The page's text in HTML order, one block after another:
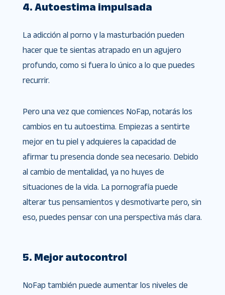
4. Autoestima impulsada
La adicción al porno y la masturbación pueden
hacer que te sientas atrapado en un agujero
profundo, como si fuera lo único a lo que puedes
recurrir.
Pero una vez que comiences NoFap, notarás los
cambios en tu autoestima. Empiezas a sentirte
mejor en tu piel y adquieres la capacidad de
afirmar tu presencia donde sea necesario. Debido
al cambio de mentalidad, ya no huyes de
situaciones de la vida. La pornografía puede
alterar tus pensamientos y desmotivarte pero, sin
eso, puedes pensar con una perspectiva más clara.
5. Mejor autocontrol
NoFap también puede aumentar los niveles de